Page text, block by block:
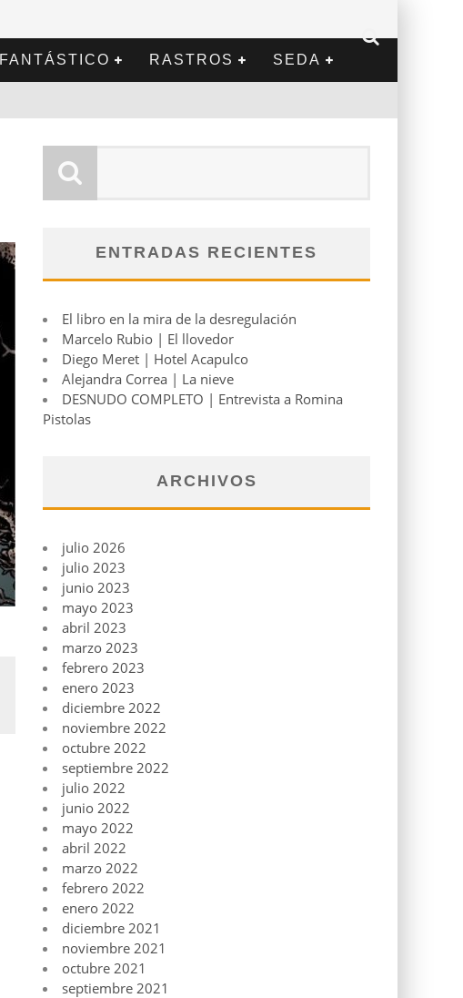
FANTÁSTICO RASTROS SEDA
ENTRADAS RECIENTES
El libro en la mira de la desregulación
Marcelo Rubio | El llovedor
Diego Meret | Hotel Acapulco
Alejandra Correa | La nieve
DESNUDO COMPLETO | Entrevista a Romina
Pistolas
ARCHIVOS
julio 2026
julio 2023
junio 2023
mayo 2023
abril 2023
marzo 2023
febrero 2023
enero 2023
diciembre 2022
noviembre 2022
octubre 2022
septiembre 2022
julio 2022
junio 2022
mayo 2022
abril 2022
marzo 2022
febrero 2022
enero 2022
diciembre 2021
noviembre 2021
octubre 2021
septiembre 2021